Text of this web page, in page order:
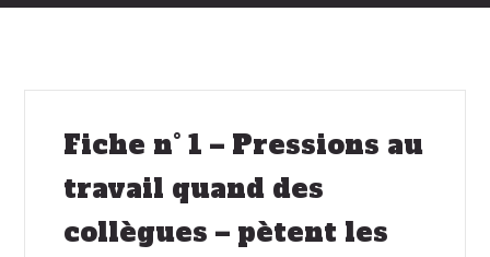
Fiche n° 1 – Pressions au
travail quand des
collègues – pètent les